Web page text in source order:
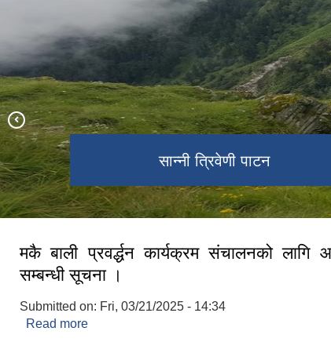
सान्‍नी त्रिवेणी पाटन
कालीकोट
सान्नी त्रिवेणी पाटन दृष्य Aerial View
त्रिवेणी बडिमालिका
त्रिवेणी पाटन
त्रिवेणी पाटन
त्रिवेणी बडिमालिका
त्रिवेणी पाटन
मकै बाली प्रवर्द्धन कार्यक्रम संचालनको लागि
सम्बन्धी सूचना ।
Submitted on: Fri, 03/21/2025 - 14:34
Read more